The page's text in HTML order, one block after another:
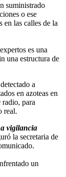
suministrado
o ese
en las calles de la
es una
una estructura de
a
en azoteas en
radio, para
real.
a vigilancia
la secretaria de
un